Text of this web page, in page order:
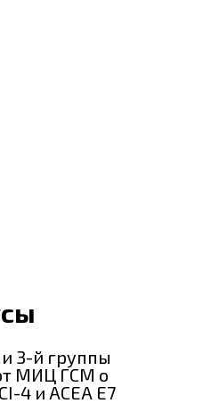
3-й группы
МИЦ ГСМ о
4 и ACEA E7